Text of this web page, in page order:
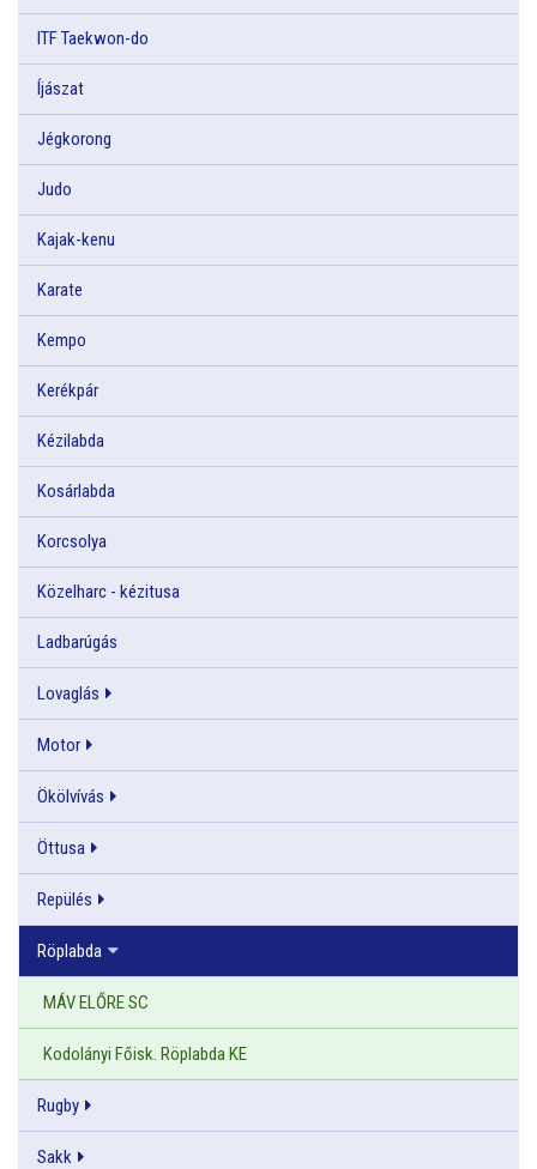
ITF Taekwon-do
Íjászat
Jégkorong
Judo
Kajak-kenu
Karate
Kempo
Kerékpár
Kézilabda
Kosárlabda
Korcsolya
Közelharc - kézitusa
Ladbarúgás
Lovaglás
Motor
Ökölvívás
Öttusa
Repülés
Röplabda
MÁV ELŐRE SC
Kodolányi Főisk. Röplabda KE
Rugby
Sakk